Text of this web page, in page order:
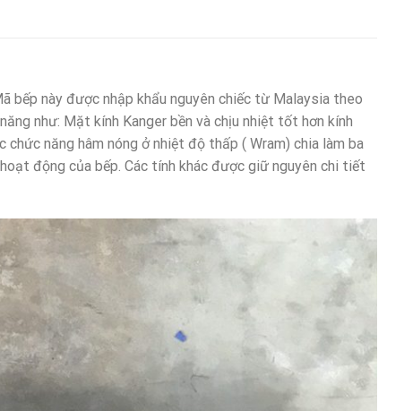
bếp này được nhập khẩu nguyên chiếc từ Malaysia theo
như: Mặt kính Kanger bền và chịu nhiệt tốt hơn kính
năng hâm nóng ở nhiệt độ thấp ( Wram) chia làm ba
động của bếp. Các tính khác được giữ nguyên chi tiết